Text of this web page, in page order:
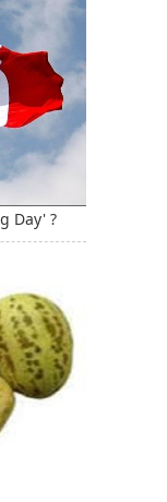
Day' ?